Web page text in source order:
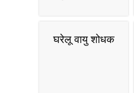
घरेलू वायु शोधक